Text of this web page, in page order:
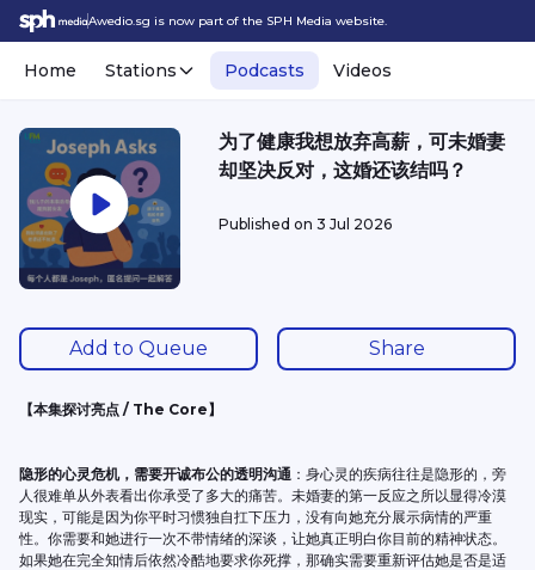
Awedio.sg is now part of the SPH Media website.
Home Stations Podcasts Videos
为了健康我想放弃高薪，可未婚妻
却坚决反对，这婚还该结吗？
Published on 3 Jul 2026
Add to Queue Share
【本集探讨亮点 / The Core】
隐形的心灵危机，需要开诚布公的透明沟通 ：身心灵的疾病往往是隐形的，旁
人很难单从外表看出你承受了多大的痛苦。未婚妻的第一反应之所以显得冷漠
现实，可能是因为你平时习惯独自扛下压力，没有向她充分展示病情的严重
性。你需要和她进行一次不带情绪的深谈，让她真正明白你目前的精神状态。
如果她在完全知情后依然冷酷地要求你死撑，那确实需要重新评估她是否是适